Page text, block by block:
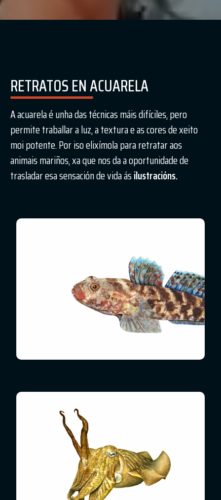
RETRATOS EN ACUARELA
A acuarela é unha das técnicas máis difíciles, pero
permite traballar a luz, a textura e as cores de xeito
moi potente. Por iso elixímola para retratar aos
animais mariños, xa que nos da a oportunidade de
trasladar esa sensación de vida ásilustracións.